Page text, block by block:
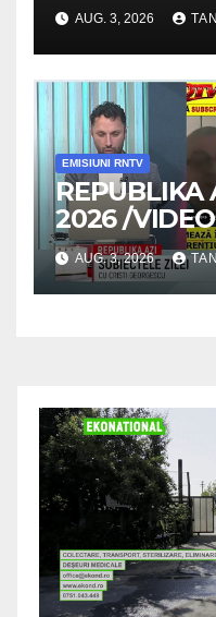
SECRETELE
/VIDEO
AUG. 3, 2026
EMISIUNI RNTV
REPUBLIKA
2026 /VIDEO
AUG. 3, 2026